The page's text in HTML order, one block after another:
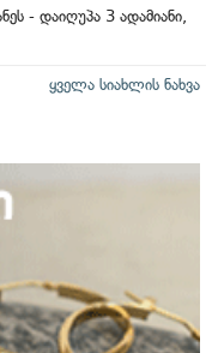
- დაიღუპა 3 ადამიანი,
ყველა სიახლის ნახვა